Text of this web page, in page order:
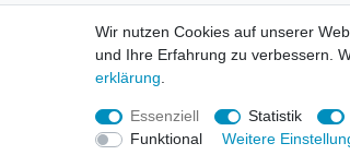
Informationen
Neukunden / New Accounts
Zahlung
Versandkosten
Entsorgungs- &
Größentabellen
Wir nutzen Cookies auf unserer
und Ihre Erfahrung zu verbessern.
erklärung
Essenziell Statistik
Funktional
Weitere